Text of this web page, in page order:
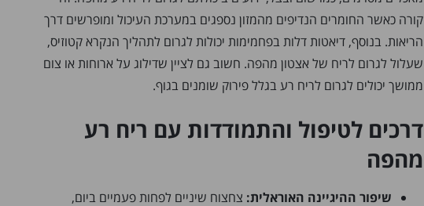
קורה כאשר החומרים הנדיפים מהמזון נספגים במערכת העיכול ומופרשים דרך
הריאות. בנוסף, דיאטות דלות בפחמימות יכולות לגרום לתהליך הנקרא קטוזיס,
שעלול לגרום לריח של אצטון מהפה. חשוב גם לציין שדילוג על ארוחות או צום
ממושך יכולים לגרום לריח רע בגלל פירוק שומנים בגוף.
דרכים לטיפול והתמודדות עם ריח רע
מהפה
שיפור ההיגיינה האוראלית: צחצוח שיניים לפחות פעמיים ביום,